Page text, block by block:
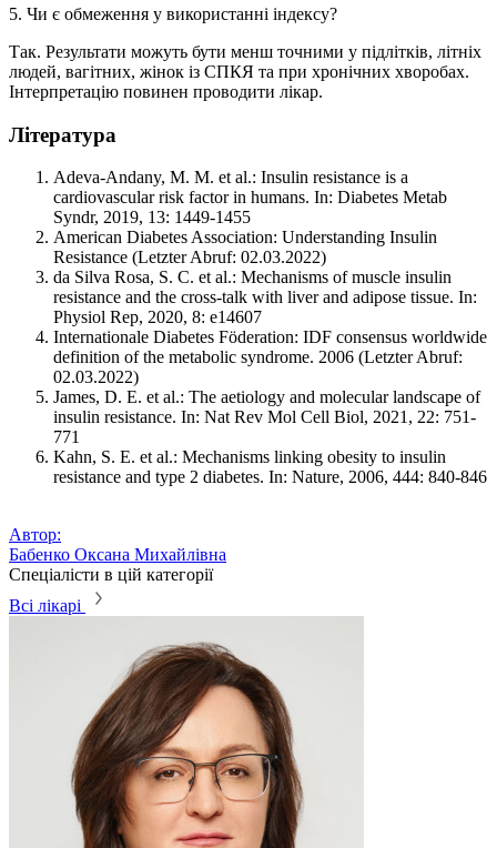
5. Чи є обмеження у використанні індексу?
Так. Результати можуть бути менш точними у підлітків, літніх
людей, вагітних, жінок із СПКЯ та при хронічних хворобах.
Інтерпретацію повинен проводити лікар.
Література
Adeva-Andany, M. M. et al.: Insulin resistance is a
cardiovascular risk factor in humans. In: Diabetes Metab
Syndr, 2019, 13: 1449-1455
American Diabetes Association: Understanding Insulin
Resistance (Letzter Abruf: 02.03.2022)
da Silva Rosa, S. C. et al.: Mechanisms of muscle insulin
resistance and the cross-talk with liver and adipose tissue. In:
Physiol Rep, 2020, 8: e14607
Internationale Diabetes Föderation: IDF consensus worldwide
definition of the metabolic syndrome. 2006 (Letzter Abruf:
02.03.2022)
James, D. E. et al.: The aetiology and molecular landscape of
insulin resistance. In: Nat Rev Mol Cell Biol, 2021, 22: 751-
771
Kahn, S. E. et al.: Mechanisms linking obesity to insulin
resistance and type 2 diabetes. In: Nature, 2006, 444: 840-846
Автор:
Бабенко Оксана Михайлівна
Спеціалісти в цій категорії
Всі лікарі